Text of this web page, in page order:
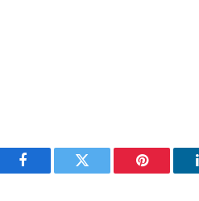
Facebook Twitter Pinterest